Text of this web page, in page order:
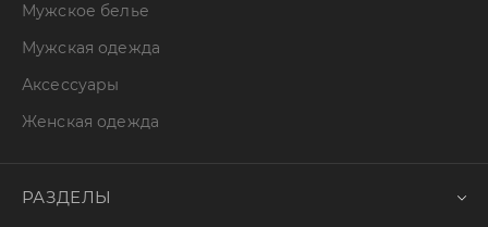
Мужское белье
Мужская одежда
Аксессуары
Женская одежда
РАЗДЕЛЫ